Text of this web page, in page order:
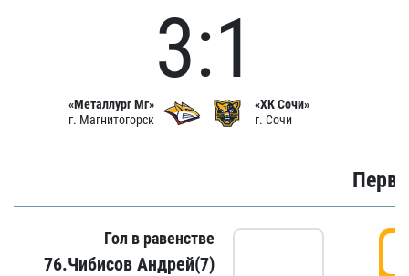
«Металлург Мг»
г. Магнитогорск
3:1
«ХК Сочи»
г. Сочи
Гол в равенстве
76.Чибисов Андрей(7)